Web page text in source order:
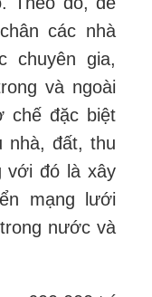
các nhà
chuyên gia,
và ngoài
chế đặc biệt
nhà, đất, thu
với đó là xây
mạng lưới
nước và